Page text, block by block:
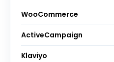
WooCommerce
ActiveCampaign
Klaviyo